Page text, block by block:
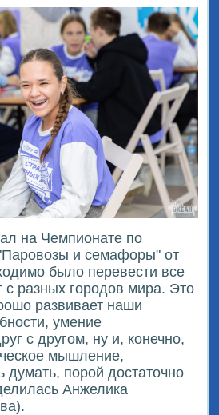
на Чемпионате по
и семафоры" от
было перевести все
с разных городов мира. Это
развивает наши
умение
с другом, ну и, конечно,
мышление,
думать, порой достаточно
Анжелика